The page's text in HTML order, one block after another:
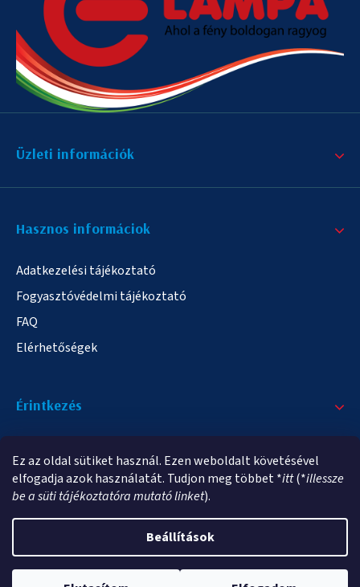
Ez az oldal sütiket használ. Ezen weboldalt követésével
elfogadja azok használatát. Tudjon meg többet *itt(*illessze
be a süti tájékoztatóra mutató linket).
Beállítások
Üzleti információk
Hasznos informáciok
Adatkezelési tájékoztató
Fogyasztóvédelmi tájékoztató
FAQ
Elérhetőségek
Érintkezés
info@elampa.hu
elampa.hu. Minden jog fenntartva.